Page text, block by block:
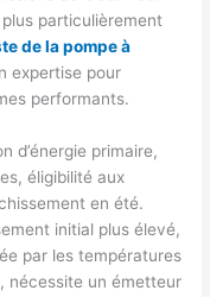
particulièrement
de la pompe à
expertise pour
performants.
d’énergie primaire,
éligibilité aux
en été.
initial plus élevé,
par les températures
nécessite un émetteur